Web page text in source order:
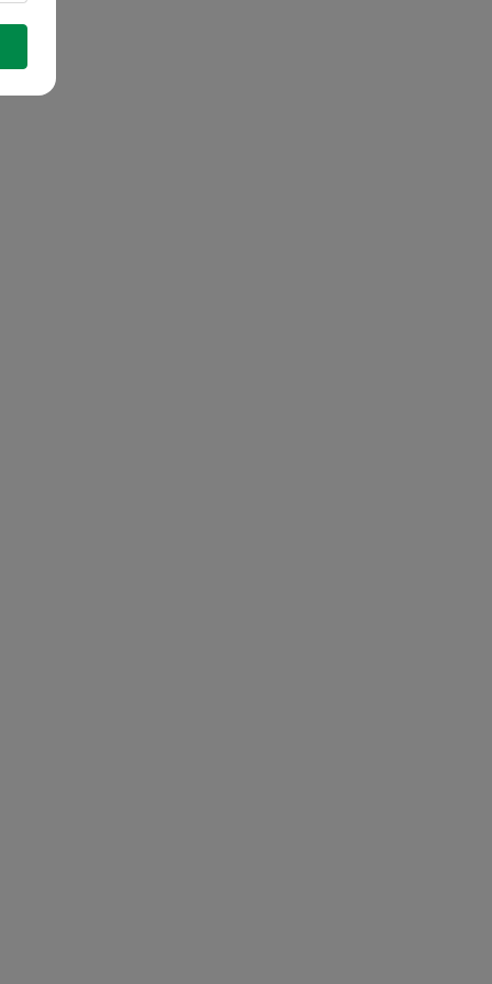
verzekering
alle ondervraagde hondenbaasjes
verzekering
alle ondervraagde hondenbaasjes
verzekering
alle ondervraagde hondenbaasjes